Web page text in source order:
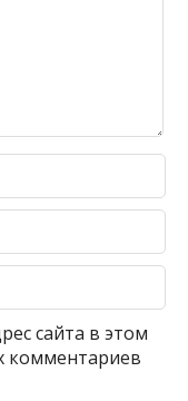
сайта в этом
комментариев